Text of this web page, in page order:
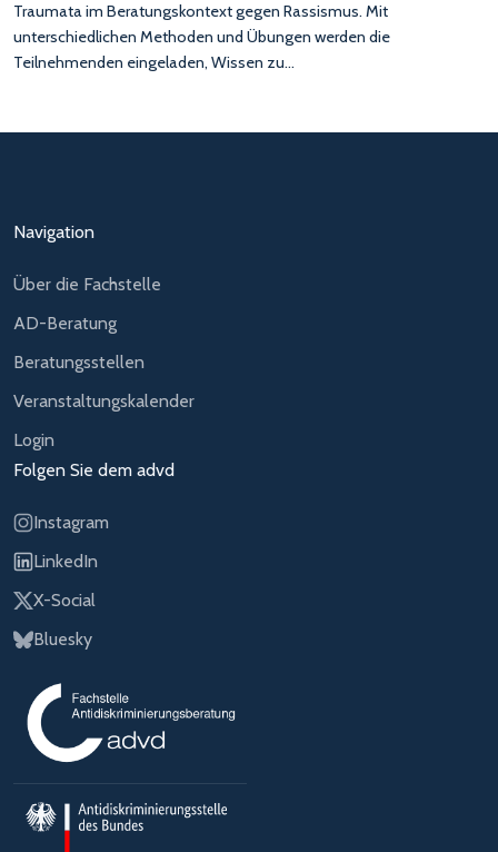
Traumata im Beratungskontext gegen Rassismus. Mit
unterschiedlichen Methoden und Übungen werden die
Teilnehmenden eingeladen, Wissen zu…
Navigation
Über die Fachstelle
AD-Beratung
Beratungsstellen
Veranstaltungskalender
Login
Folgen Sie dem advd
Instagram
LinkedIn
X-Social
Bluesky